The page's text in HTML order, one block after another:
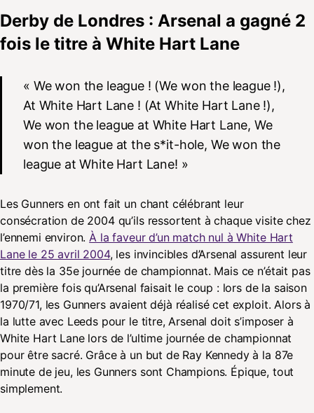
Derby de Londres : Arsenal a gagné 2
fois le titre à White Hart Lane
« We won the league ! (We won the league !),
At White Hart Lane ! (At White Hart Lane !),
We won the league at White Hart Lane, We
won the league at the s*it-hole, We won the
league at White Hart Lane! »
Les Gunners en ont fait un chant célébrant leur
consécration de 2004 qu’ils ressortent à chaque visite chez
l’ennemi environ. À la faveur d’un match nul à White Hart
Lane le 25 avril 2004, les invincibles d’Arsenal assurent leur
titre dès la 35e journée de championnat. Mais ce n’était pas
la première fois qu’Arsenal faisait le coup : lors de la saison
1970/71, les Gunners avaient déjà réalisé cet exploit. Alors à
la lutte avec Leeds pour le titre, Arsenal doit s’imposer à
White Hart Lane lors de l’ultime journée de championnat
pour être sacré. Grâce à un but de Ray Kennedy à la 87e
minute de jeu, les Gunners sont Champions. Épique, tout
simplement.